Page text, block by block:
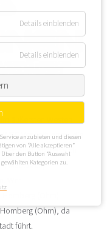
äußersten Westen
Verwaltungen, die
sind, sollten sich
Maulbach,
(Ohm), da
führt.
Details einblenden
Details einblenden
anzubieten und diesen
von “Alle akzeptieren”
den Button “Auswahl
Kategorien zu.